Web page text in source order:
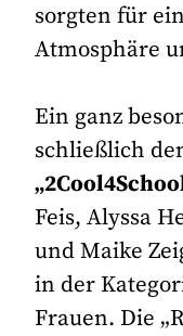
sorgten für
Atmosphäre
Ein ganz
schließlich
Feis, Alyssa
und Maike
in der
Frauen. Die